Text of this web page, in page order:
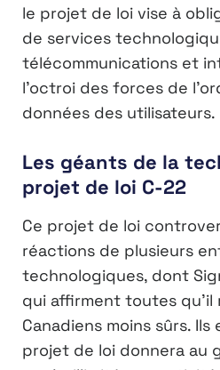
le projet de loi vise à
de services
télécommunications et
l’octroi des forces de
données des utilisateurs.
Les géants de la
projet de loi C-22
Ce projet de loi
réactions de plusieurs
technologiques, dont
qui affirment toutes qu’il
Canadiens moins sûrs.
projet de loi donnera au